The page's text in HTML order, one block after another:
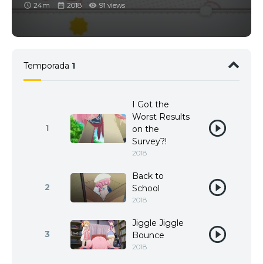
24m 2018 91 views
Temporada 1
1
I Got the
Worst Results
on the
Survey?!
2018
2
Back to
School
2018
3
Jiggle Jiggle
Bounce
2018